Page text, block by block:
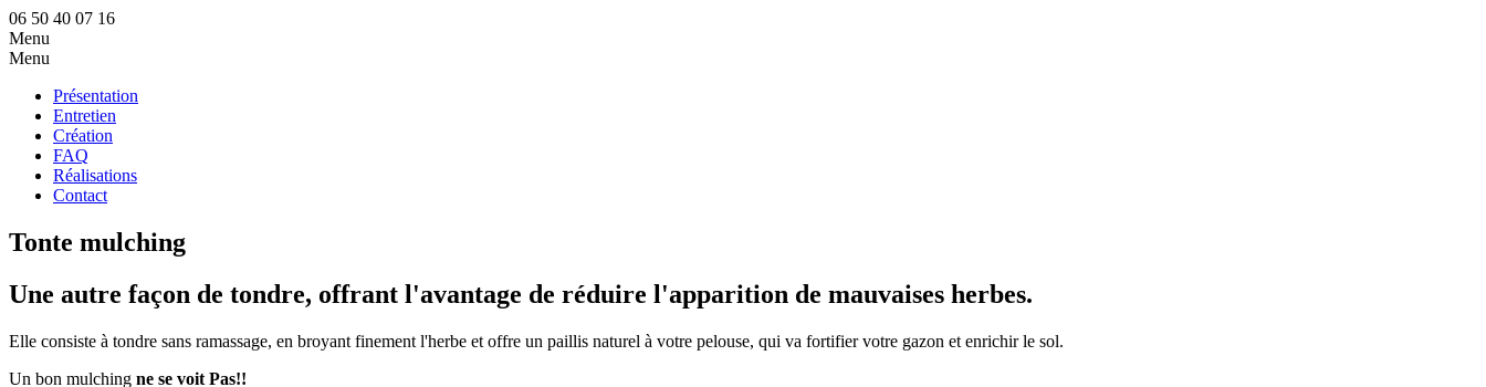
06 50 40 07 16
Menu
Menu
Présentation
Entretien
Création
FAQ
Réalisations
Contact
Tonte mulching
Une autre façon de tondre, offrant l'avantage de réduire l'apparition de mauvaises herbes.
Elle consiste à tondre sans ramassage, en broyant finement l'herbe et offre un paillis naturel à votre pelouse, qui va fortifier votre gazon et enrichir le sol.
Un bon mulching ne se voit Pas!!